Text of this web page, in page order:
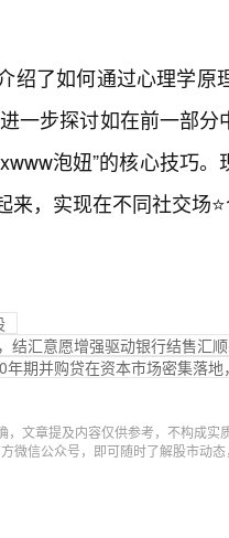
绍了如何通过心理学原
一步探讨如在前一部
泡妞”的核心技巧
来，实现在不同社交场
结汇意愿增强驱动银行结售汇
期并购贷在资本市场密集落
，文章提及内容仅供参考，不构成实
微信公众号，即可随时了解股市动